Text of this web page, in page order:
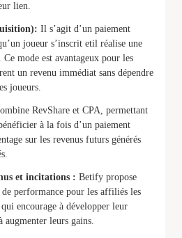
lien.
Il s’agit d’un paiement
joueur s’inscrit etil réalise une
mode est avantageux pour les
un revenu immédiat sans dépendre
joueurs.
RevShare et CPA, permettant
à la fois d’un paiement
sur les revenus futurs générés
et incitations : Betify propose
de performance pour les affiliés les
encourage à développer leur
augmenter leurs gains.